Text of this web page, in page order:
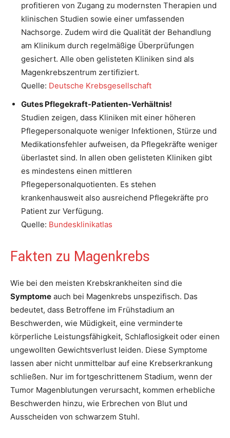
profitieren von Zugang zu modernsten Therapien und
klinischen Studien sowie einer umfassenden
Nachsorge. Zudem wird die Qualität der Behandlung
am Klinikum durch regelmäßige Überprüfungen
gesichert. Alle oben gelisteten Kliniken sind als
Magenkrebszentrum zertifiziert.
Quelle: Deutsche Krebsgesellschaft
Gutes Pflegekraft-Patienten-Verhältnis!
Studien zeigen, dass Kliniken mit einer höheren
Pflegepersonalquote weniger Infektionen, Stürze und
Medikationsfehler aufweisen, da Pflegekräfte weniger
überlastet sind. In allen oben gelisteten Kliniken gibt
es mindestens einen mittleren
Pflegepersonalquotienten. Es stehen
krankenhausweit also ausreichend Pflegekräfte pro
Patient zur Verfügung.
Quelle: Bundesklinikatlas
Fakten zu Magenkrebs
Wie bei den meisten Krebskrankheiten sind die
Symptome auch bei Magenkrebs unspezifisch. Das
bedeutet, dass Betroffene im Frühstadium an
Beschwerden, wie Müdigkeit, eine verminderte
körperliche Leistungsfähigkeit, Schlaflosigkeit oder einen
ungewollten Gewichtsverlust leiden. Diese Symptome
lassen aber nicht unmittelbar auf eine Krebserkrankung
schließen. Nur im fortgeschrittenem Stadium, wenn der
Tumor Magenblutungen verursacht, kommen erhebliche
Beschwerden hinzu, wie Erbrechen von Blut und
Ausscheiden von schwarzem Stuhl.